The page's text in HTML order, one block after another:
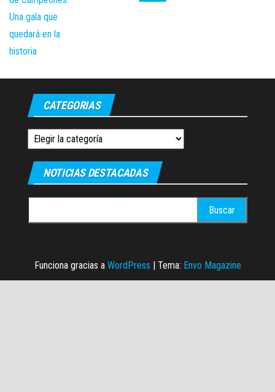
CATEGORIAS
Categorias
NOTICIAS DESTACADAS
Funciona gracias a WordPress | Tema: Envo Magazine